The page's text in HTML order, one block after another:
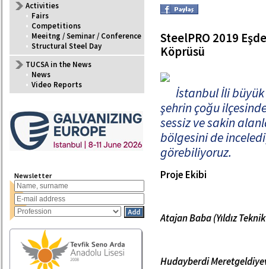
Activities
• Fairs
• Competitions
• Meeitng / Seminar / Conference
• Structural Steel Day
TUCSA in the News
• News
• Video Reports
Newsletter
SteelPRO 2019
Köprüsü
İstanbul İli
şehrin çoğu
sessiz ve sakin
bölgesini de
görebiliyoruz.
Proje Ekibi
Atajan Baba (Yıldız
Hudayberdi